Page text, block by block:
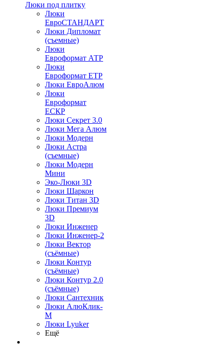
Люки под плитку
Люки
ЕвроСТАНДАРТ
Люки Дипломат
(съемные)
Люки
Евроформат АТР
Люки
Евроформат ЕТР
Люки ЕвроАлюм
Люки
Евроформат
ЕСКР
Люки Секрет 3.0
Люки Мега Алюм
Люки Модерн
Люки Астра
(съемные)
Люки Модерн
Мини
Эко-Люки 3D
Люки Шаркон
Люки Титан 3D
Люки Премиум
3D
Люки Инженер
Люки Инженер-2
Люки Вектор
(съёмные)
Люки Контур
(съёмные)
Люки Контур 2.0
(съёмные)
Люки Сантехник
Люки АлюКлик-
М
Люки Lyuker
Ещё